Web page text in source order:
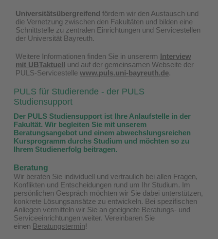
Universitätsübergreifend fördern wir den Austausch und
die Vernetzung zwischen den Fakultäten und bilden eine
Schnittstelle zu zentralen Einrichtungen und Servicestellen
der Universität Bayreuth.
Weitere Informationen finden Sie in unsererm Interview
mit UBTaktuell und auf der gemeinsamen Webseite der
PULS-Servicestelle www.puls.uni-bayreuth.de.
PULS für Studierende - der PULS
Studiensupport
Der PULS Studiensupport ist Ihre Anlaufstelle in der
Fakultät. Wir begleiten Sie mit unserem
Beratungsangebot und einem abwechslungsreichen
Kursprogramm durchs Studium und möchten so zu
Ihrem Studienerfolg beitragen.
Beratung
Wir beraten Sie individuell und vertraulich bei allen Fragen,
Konflikten und Entscheidungen rund um Ihr Studium. Im
persönlichen Gespräch möchten wir Sie dabei unterstützen,
konkrete Lösungsansätze zu entwickeln. Bei spezifischen
Anliegen vermitteln wir Sie an geeignete Beratungs- und
Serviceeinrichtungen weiter. Vereinbaren Sie
einen Beratungstermin!